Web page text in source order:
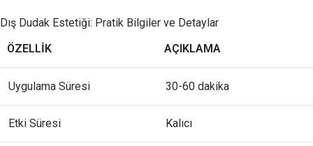
Dış Dudak Estetiği: Pratik Bilgiler ve Detaylar
ÖZELLIK
AÇIKLAMA
Uygulama Süresi 30-60 dakika
Etki Süresi Kalıcı